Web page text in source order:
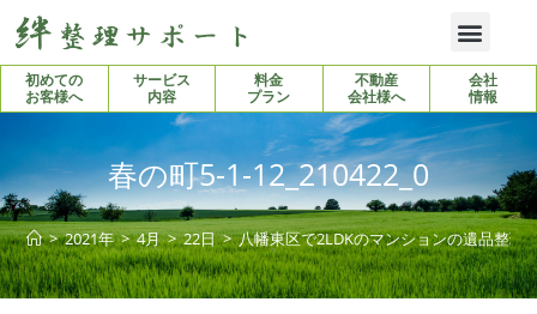
初めての
お客様へ
サービス
内容
料金
プラン
不動産
会社様へ
会社
情報
春の町5-1-12_210422_0
> 2021年 > 4月 > 22日 > 八幡東区で2LDKのマンションの遺品整理